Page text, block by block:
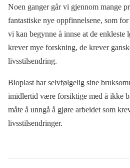
Noen ganger går vi gjennom mange
fantastiske nye oppfinnelsene, som
vi kan begynne å innse at de enkleste
krever mye forskning, de krever
livsstilsendring.
Bioplast har selvfølgelig sine
imidlertid være forsiktige med å ikke
måte å unngå å gjøre arbeidet som
livsstilsendringer.